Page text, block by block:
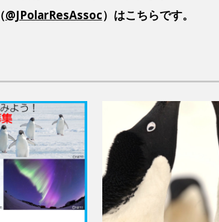
@JPolarResAssoc）はこちらです。